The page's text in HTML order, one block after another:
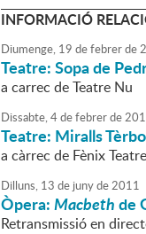
INFORMACIÓ
Diumenge, 19 defebrerde
Teatre: Sopa de
a carrec de Teatre Nu
Dissabte,4defebrerde
Teatre: Miralls
a càrrec de Fènix Teatre
Dilluns, 13 de junyde2011
Òpera:Macbethde
Retransmissió en